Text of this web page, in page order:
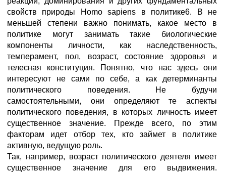
свойств природы Homo sapiens в политике6. В не
меньшей степени важно понимать, какое место в
политике могут занимать такие биологические
компоненты личности, как наследственность,
темперамент, пол, возраст, состояние здоровья и
телесная конституция. Понятно, что нас здесь они
интересуют не сами по себе, а как детерминанты
политического поведения. Не будучи
самостоятельными, они определяют те аспекты
политического поведения, в которых личность имеет
существенное значение. Прежде всего, по этим
факторам идет отбор тех, кто займет в политике
активную, ведущую роль.
Так, например, возраст политического деятеля имеет
существенное значение для его выдвижения.